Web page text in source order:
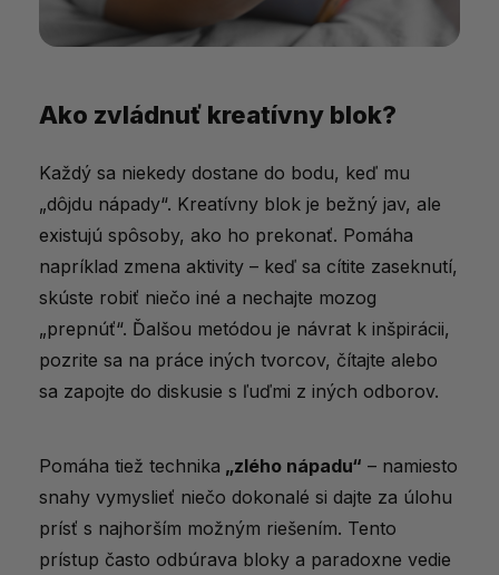
Ako zvládnuť kreatívny blok?
Každý sa niekedy dostane do bodu, keď mu
„dôjdu nápady“. Kreatívny blok je bežný jav, ale
existujú spôsoby, ako ho prekonať. Pomáha
napríklad zmena aktivity – keď sa cítite zaseknutí,
skúste robiť niečo iné a nechajte mozog
„prepnúť“. Ďalšou metódou je návrat k inšpirácii,
pozrite sa na práce iných tvorcov, čítajte alebo
sa zapojte do diskusie s ľuďmi z iných odborov.
Pomáha tiež technika „zlého nápadu“ – namiesto
snahy vymyslieť niečo dokonalé si dajte za úlohu
prísť s najhorším možným riešením. Tento
prístup často odbúrava bloky a paradoxne vedie